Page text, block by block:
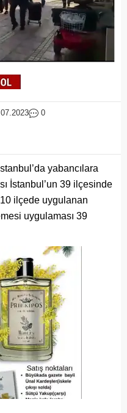
0
yabancılara
İstanbul’un 39 ilçesinde
ilçede uygulanan
uygulaması 39